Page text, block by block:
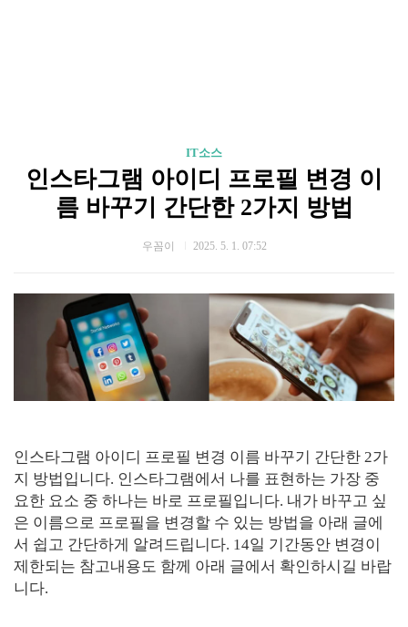
IT소스
인스타그램 아이디 프로필 변경 이
름 바꾸기 간단한 2가지 방법
우꼼이 2025. 5. 1. 07:52
인스타그램 아이디 프로필 변경 이름 바꾸기 간단한 2가
지 방법입니다. 인스타그램에서 나를 표현하는 가장 중
요한 요소 중 하나는 바로 프로필입니다. 내가 바꾸고 싶
은 이름으로 프로필을 변경할 수 있는 방법을 아래 글에
서 쉽고 간단하게 알려드립니다. 14일 기간동안 변경이
제한되는 참고내용도 함께 아래 글에서 확인하시길 바랍
니다.